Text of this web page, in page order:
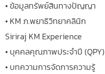
• ข้อมูลทรัพย์สินทางปัญญา
• KM ภ.พยาธิวิทยาคลินิก
Siriraj KM Experience
• บุคคลคุณภาพประจำปี (QPY)
• บทความการจัดการความรู้